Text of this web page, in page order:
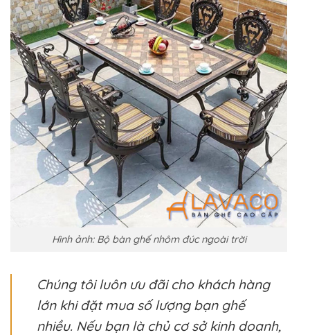
Hình ảnh: Bộ bàn ghế nhôm đúc ngoài trời
Chúng tôi luôn ưu đãi cho khách hàng
lớn khi đặt mua số lượng bạn ghế
nhiều. Nếu bạn là chủ cơ sở kinh doanh,